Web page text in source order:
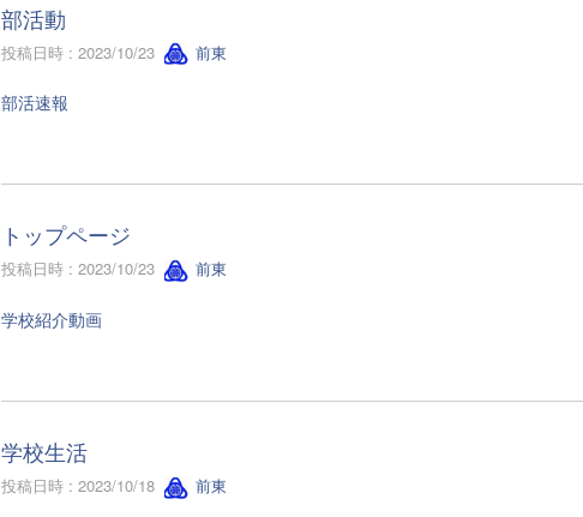
部活動
投稿日時 : 2023/10/23 前東
部活速報
トップページ
投稿日時 : 2023/10/23 前東
学校紹介動画
学校生活
投稿日時 : 2023/10/18 前東